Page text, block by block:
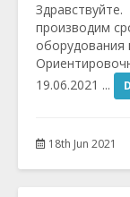
производим
оборудования
19.06.2021 ...
18th Jun 2021